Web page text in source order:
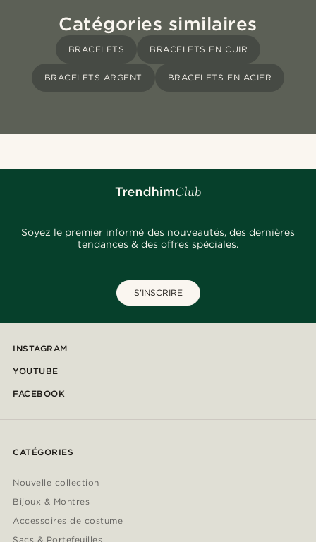
Catégories similaires
BRACELETS BRACELETS EN CUIR
BRACELETS ARGENT BRACELETS EN ACIER
Soyez le premier informé des nouveautés, des dernières
tendances & des offres spéciales.
S'INSCRIRE
INSTAGRAM
YOUTUBE
FACEBOOK
CATÉGORIES
Nouvelle collection
Bijoux & Montres
Accessoires de costume
Sacs & Portefeuilles